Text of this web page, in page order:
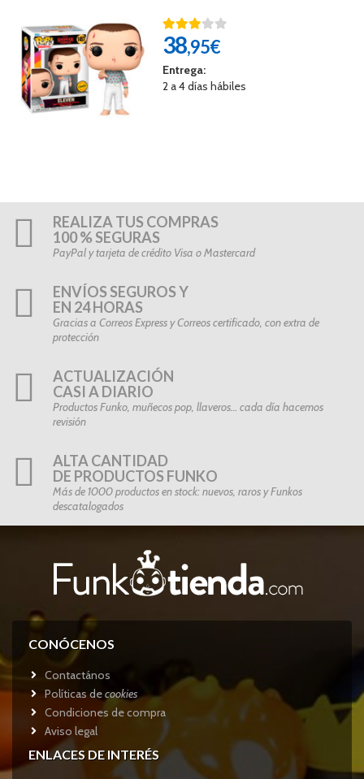
38,95€
Entrega:
2 a 4 días hábiles
REALIZA TUS COMPRAS
100 % SEGURAS
PayPal y tarjeta de crédito Visa o Mastercard
ENVÍOS SEGUROS Y
EN 24 HORAS
Gracias a Correos Express y Correos certificado, con extra de
protección
ACTUALIZACIÓN
CASI A DIARIO
Productos Funko, muñecos pop, llaveros… cada día hacemos
revisión
ALTA CANTIDAD
DE PRODUCTOS FUNKO
Más de 1000 productos en stock: nuevos, raros y Funkos
descatalogados
CONÓCENOS
Contactános
Políticas decookies
Condiciones de compra
Aviso legal
ENLACES DE INTERÉS